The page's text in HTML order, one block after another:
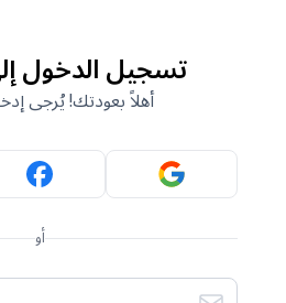
تسجيل الدخول
أهلاً بعودتك! يُرجى إدخال
أو